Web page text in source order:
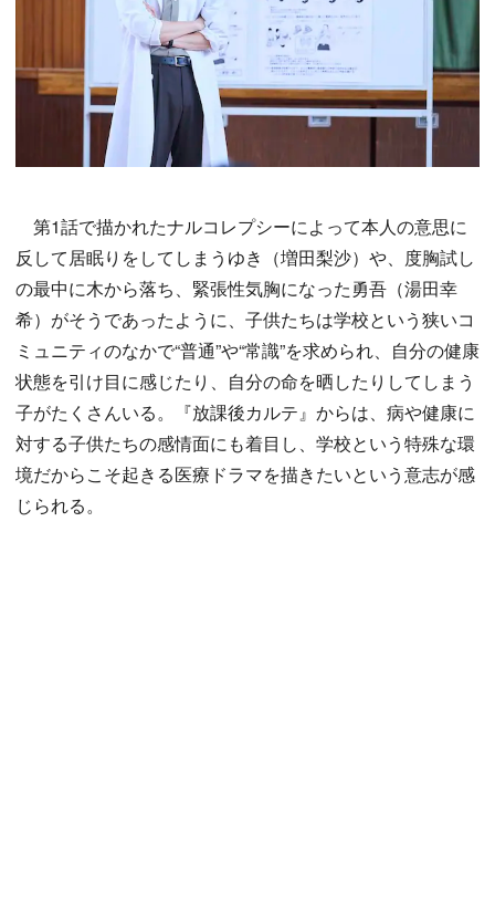
第1話で描かれたナルコレプシーによって本人の意思に
反して居眠りをしてしまうゆき（増田梨沙）や、度胸試し
の最中に木から落ち、緊張性気胸になった勇吾（湯田幸
希）がそうであったように、子供たちは学校という狭いコ
ミュニティのなかで“普通”や“常識”を求められ、自分の健康
状態を引け目に感じたり、自分の命を晒したりしてしまう
子がたくさんいる。『放課後カルテ』からは、病や健康に
対する子供たちの感情面にも着目し、学校という特殊な環
境だからこそ起きる医療ドラマを描きたいという意志が感
じられる。